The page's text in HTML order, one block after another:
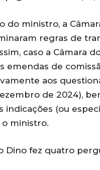
do ministro, a
regras de
caso a Câmara
emendas de
aos
de 2024),
indicações (ou
o ministro.
Dino fez quatro